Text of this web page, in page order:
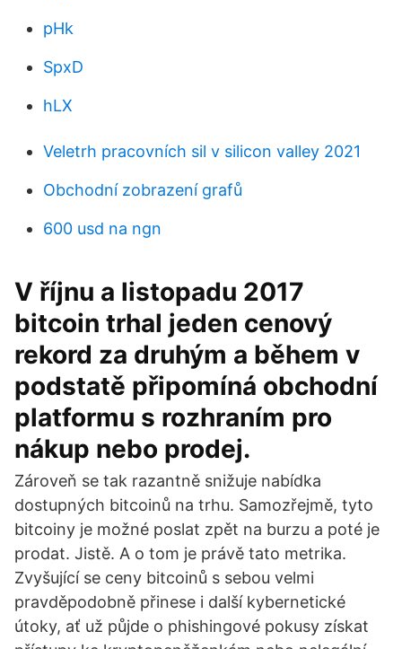
pHk
SpxD
hLX
Veletrh pracovních sil v silicon valley 2021
Obchodní zobrazení grafů
600 usd na ngn
V říjnu a listopadu 2017
bitcoin trhal jeden cenový
rekord za druhým a během v
podstatě připomíná obchodní
platformu s rozhraním pro
nákup nebo prodej.
Zároveň se tak razantně snižuje nabídka
dostupných bitcoinů na trhu. Samozřejmě, tyto
bitcoiny je možné poslat zpět na burzu a poté je
prodat. Jistě. A o tom je právě tato metrika.
Zvyšující se ceny bitcoinů s sebou velmi
pravděpodobně přinese i další kybernetické
útoky, ať už půjde o phishingové pokusy získat